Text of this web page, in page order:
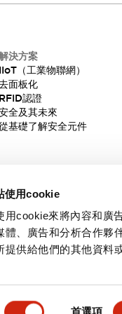
使用cookie
用cookie來將內容和廣
體、廣告和分析合作夥
提供給他們的其他資料
首選項
決方案
IIoT（工業物聯網）
面板化
RFID認證
全及其未來
基礎了解安全元件
訂閱
使用條款